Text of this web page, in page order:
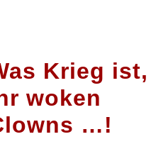
Krieg ist,
woken
…!